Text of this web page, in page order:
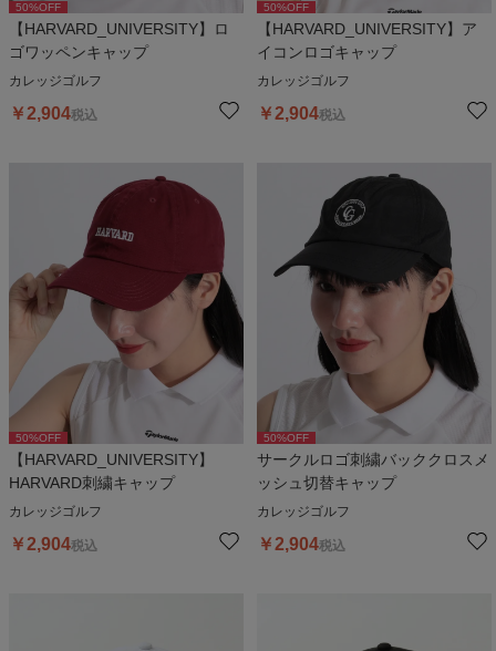
50%OFF
【HARVARD_UNIVERSITY】ロ
ゴワッペンキャップ
カレッジゴルフ
￥2,904税込
50%OFF
【HARVARD_UNIVERSITY】ア
イコンロゴキャップ
カレッジゴルフ
￥2,904税込
50%OFF
【HARVARD_UNIVERSITY】
HARVARD刺繍キャップ
カレッジゴルフ
￥2,904税込
50%OFF
サークルロゴ刺繍バッククロスメ
ッシュ切替キャップ
カレッジゴルフ
￥2,904税込